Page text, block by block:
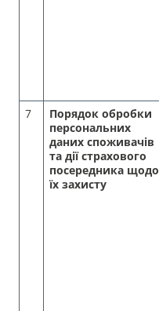
7
Порядок обробки
персональних
даних споживачів
та дії страхового
посередника щодо
їх захисту